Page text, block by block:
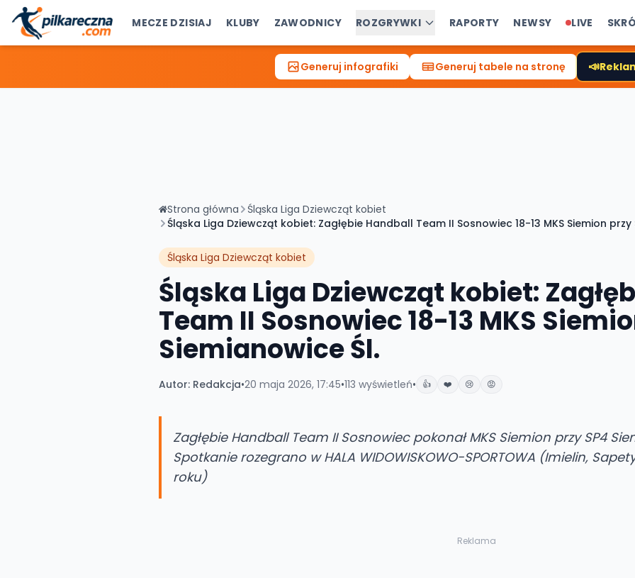
MECZE DZISIAJ KLUBY ZAWODNICY ROZGRYWKI RAPORTY NEWSY LIVE
Generuj infografiki Generuj tabele na stronę 📣
Strona główna
Śląska Liga Dziewcząt kobiet
Śląska Liga Dziewcząt kobiet: Zagłębie Handball Team II Sosnowiec 18-13 MKS Siemion przy
Śląska Liga Dziewcząt kobiet
Śląska Liga Dziewcząt kobiet:
Team II Sosnowiec 18-13 MKS
Siemianowice Śl.
Autor: Redakcja•20 maja 2026, 17:45•113 wyświetleń• 👍 ❤️ 😢 😡
Zagłębie Handball Team II Sosnowiec pokonał MKS Siemion przy SP4
Spotkanie rozegrano w HALA WIDOWISKOWO-SPORTOWA (Imielin,
roku)
Reklama